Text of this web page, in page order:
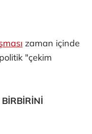
zaman içinde
"çekim